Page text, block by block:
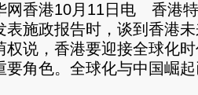
香港10月11日电 香港特
表施政报告时，谈到香港
，香港要迎接全球化时
要角色。全球化与中国崛